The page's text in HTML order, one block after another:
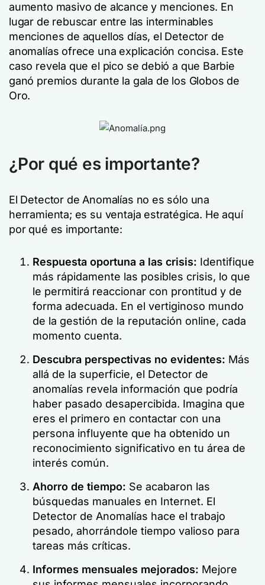
aumento masivo de alcance y menciones. En
lugar de rebuscar entre las interminables
menciones de aquellos días, el Detector de
anomalías ofrece una explicación concisa. Este
caso revela que el pico se debió a que Barbie
ganó premios durante la gala de los Globos de
Oro.
¿Por qué es importante?
El Detector de Anomalías no es sólo una
herramienta; es su ventaja estratégica. He aquí
por qué es importante:
Respuesta oportuna a las crisis: Identifique
más rápidamente las posibles crisis, lo que
le permitirá reaccionar con prontitud y de
forma adecuada. En el vertiginoso mundo
de la gestión de la reputación online, cada
momento cuenta.
Descubra perspectivas no evidentes: Más
allá de la superficie, el Detector de
anomalías revela información que podría
haber pasado desapercibida. Imagina que
eres el primero en contactar con una
persona influyente que ha obtenido un
reconocimiento significativo en tu área de
interés común.
Ahorro de tiempo: Se acabaron las
búsquedas manuales en Internet. El
Detector de Anomalías hace el trabajo
pesado, ahorrándole tiempo valioso para
tareas más críticas.
Informes mensuales mejorados: Mejore